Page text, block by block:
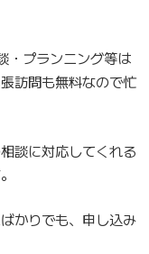
・プランニング等は
訪問も無料なので忙
談に対応してくれる
かりでも、申し込み